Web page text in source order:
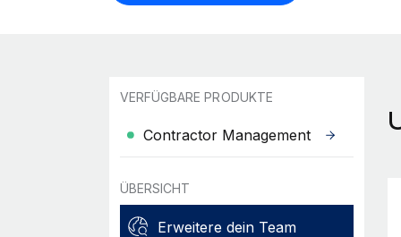
VERFÜGBARE PRODUKTE
Contractor Management
ÜBERSICHT
Erweitere dein Team